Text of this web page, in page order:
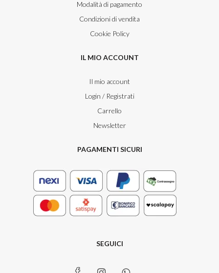
Modalità di pagamento
Condizioni di vendita
Cookie Policy
IL MIO ACCOUNT
Il mio account
Login / Registrati
Carrello
Newsletter
PAGAMENTI SICURI
SEGUICI